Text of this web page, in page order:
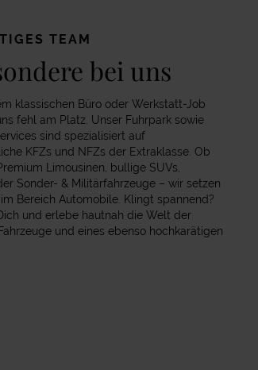
TEAM
bei uns
klassischen Büro oder Werkstatt-Job
fehl am Platz. Unser Fuhrpark sowie
sind spezialisiert auf
KFZs und NFZs der Extraklasse. Ob
Limousinen, bullige SUVs,
Sonder- & Militärfahrzeuge – wir setzen
Bereich Automobile. Klingt spannend?
und erlebe hautnah die Welt der
und eines ebenso hochkarätigen